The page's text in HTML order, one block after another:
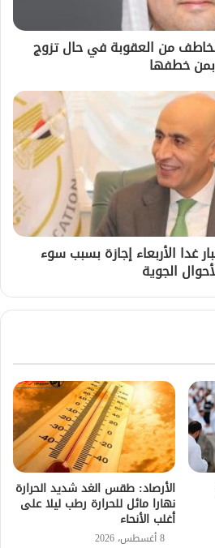
من العقوبة في حال تزوج
بمن خطفها
غدا الأربعاء إجازة بسبب سوء
الجوية
الأرصاد: طقس الغد شديد الحرارة
نهارا مائل للحرارة رطب ليلا على
أغلب الأنحاء
8 أغسطس، 2026